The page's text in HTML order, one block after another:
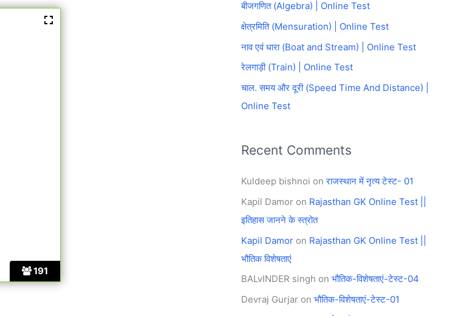
191
o
r
:
बीजगणित (Algebra) | Online Test
क्षेत्रमिति (Mensuration) | Online Test
नाव एवं धारा (Boat and Stream) | Online Test
रेलगाड़ी (Train) | Online Test
चाल. समय और दूरी (Speed Time And Distance) |
Online Test
Recent Comments
Kuldeep bishnoi onराजस्थान में नृत्य टेस्ट- 01
Kapil Damor on Rajasthan GK Online Test ||
इतिहास जानने के स्त्रोत
Kapil Damor on Rajasthan GK Online Test ||
भौतिक विशेषताएं
BALvINDER singh on भौतिक-विशेषताएं-टेस्ट-04
Devraj Gurjar on भौतिक-विशेषताएं-टेस्ट-01